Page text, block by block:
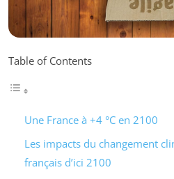
Table of Contents
Une France à +4 °C en 2100
Les impacts du changement
français d’ici 2100